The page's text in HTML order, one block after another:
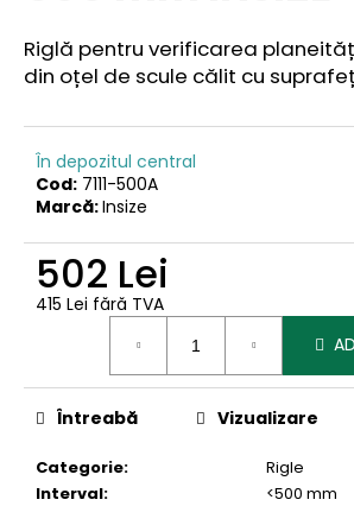
Riglă pentru verificarea
din oțel de scule călit cu
În depozitul central
Cod: 7111-500A
Marcă:Insize
502 Lei
415 Lei fără TVA
Categorie:
Rigle
Interval:
<500 mm
Întreabă Vizualizare
a
n
ă
m